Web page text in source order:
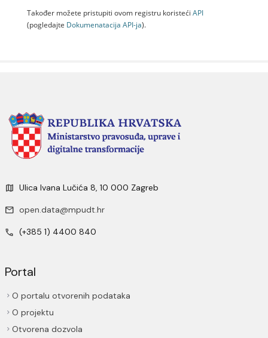
Također možete pristupiti ovom registru koristeći API
(pogledajte Dokumenаtаcijа API-jа).